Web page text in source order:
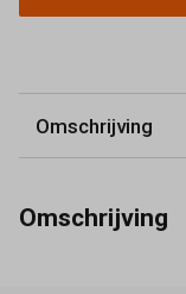
Omschrijving
Omschrijving